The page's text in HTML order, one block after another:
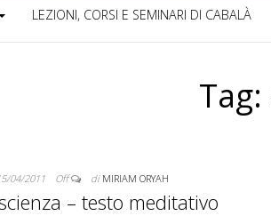
LEZIONI, CORSI E SEMINARI DI CABALÀ
Tag:
04/2011 Off di MIRIAM ORYAH
– testo meditativo